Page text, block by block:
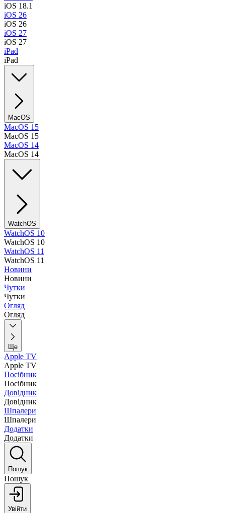
iOS 18.1
iOS 26
iOS 26
iOS 27
iOS 27
iPad
iPad
MacOS
MacOS 15
MacOS 15
MacOS 14
MacOS 14
WatchOS
WatchOS 10
WatchOS 10
WatchOS 11
WatchOS 11
Новини
Новини
Чутки
Чутки
Огляд
Огляд
Ще
Apple TV
Apple TV
Посібник
Посібник
Довідник
Довідник
Шпалери
Шпалери
Додатки
Додатки
Пошук
Пошук
Увійти